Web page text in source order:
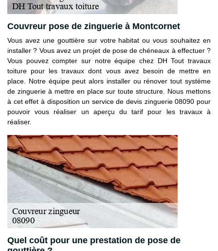
Couvreur pose de zinguerie à Montcornet
Vous avez une gouttière sur votre habitat ou vous souhaitez en
installer ? Vous avez un projet de pose de chéneaux à effectuer ?
Vous pouvez compter sur notre équipe chez DH Tout travaux
toiture pour les travaux dont vous avez besoin de mettre en
place. Notre équipe peut alors installer ou rénover tout système
de zinguerie à mettre en place sur toute structure. Nous mettons
à cet effet à disposition un service de devis zinguerie 08090 pour
pouvoir vous réaliser un aperçu du tarif pour les travaux à
réaliser.
Quel coût pour une prestation de pose de